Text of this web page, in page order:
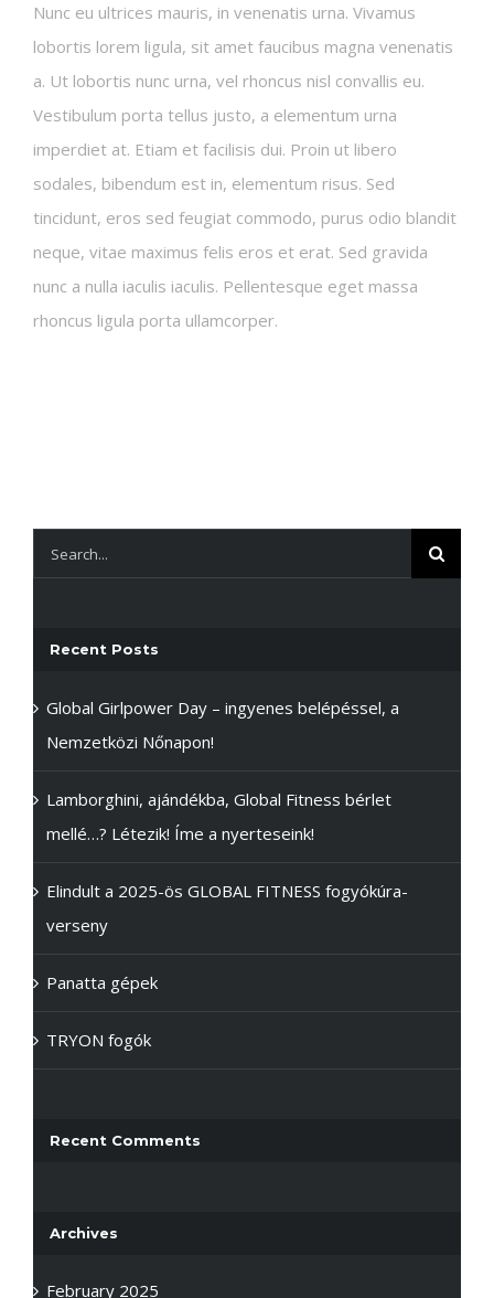
Nunc eu ultrices mauris, in venenatis urna. Vivamus
lobortis lorem ligula, sit amet faucibus magna venenatis
a. Ut lobortis nunc urna, vel rhoncus nisl convallis eu.
Vestibulum porta tellus justo, a elementum urna
imperdiet at. Etiam et facilisis dui. Proin ut libero
sodales, bibendum est in, elementum risus. Sed
tincidunt, eros sed feugiat commodo, purus odio blandit
neque, vitae maximus felis eros et erat. Sed gravida
nunc a nulla iaculis iaculis. Pellentesque eget massa
rhoncus ligula porta ullamcorper.
Search
for:
Recent Posts
Global Girlpower Day – ingyenes belépéssel, a
Nemzetközi Nőnapon!
Lamborghini, ajándékba, Global Fitness bérlet
mellé…? Létezik! Íme a nyerteseink!
Elindult a 2025-ös GLOBAL FITNESS fogyókúra-
verseny
Panatta gépek
TRYON fogók
Recent Comments
Archives
February 2025